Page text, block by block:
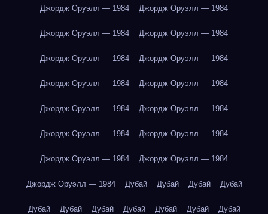
Джордж Оруэлл — 1984 Джордж Оруэлл — 1984
Джордж Оруэлл — 1984 Джордж Оруэлл — 1984
Джордж Оруэлл — 1984 Джордж Оруэлл — 1984
Джордж Оруэлл — 1984 Джордж Оруэлл — 1984
Джордж Оруэлл — 1984 Джордж Оруэлл — 1984
Джордж Оруэлл — 1984 Джордж Оруэлл — 1984
Джордж Оруэлл — 1984 Джордж Оруэлл — 1984
Джордж Оруэлл — 1984 Дубай Дубай Дубай Дубай
Дубай Дубай Дубай Дубай Дубай Дубай Дубай